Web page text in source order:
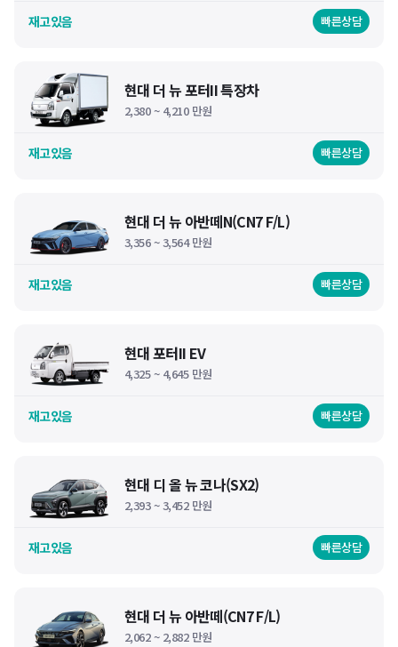
재고있음 빠른상담
현대 더 뉴 포터II 특장차
2,380 ~ 4,210 만원
재고있음 빠른상담
현대 더 뉴 아반떼N(CN7 F/L)
3,356 ~ 3,564 만원
재고있음 빠른상담
현대 포터II EV
4,325 ~ 4,645 만원
재고있음 빠른상담
현대 디 올 뉴 코나(SX2)
2,393 ~ 3,452 만원
재고있음 빠른상담
현대 더 뉴 아반떼(CN7 F/L)
2,062 ~ 2,882 만원